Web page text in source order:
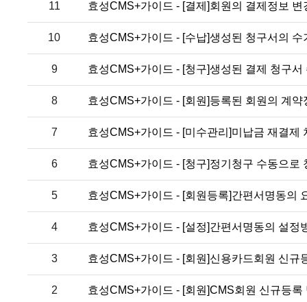
11 효성CMS+가이드 - [결제]회원의 결제정보 변
10 효성CMS+가이드 - [수납]생성된 청구서의
9 효성CMS+가이드 - [청구]생성된 결제 청구서
8 효성CMS+가이드 - [회원]등록된 회원의 계약
7 효성CMS+가이드 - [미수관리]미납금 재결제
6 효성CMS+가이드 - [청구]정기청구 수동으로
5 효성CMS+가이드 - [회원등록]간편서명동의
4 효성CMS+가이드 - [설정]간편서명동의 설정
3 효성CMS+가이드 - [회원]신용카드회원 신규
2 효성CMS+가이드 - [회원]CMS회원 신규등록